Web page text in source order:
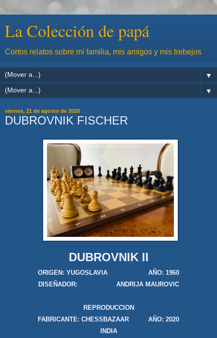
La Colección de papá
Cortos relatos sobre mi familia, mis amigos y mis trebejos
▼
▼
viernes, 21 de agosto de 2020
DUBROVNIK FISCHER
DUBROVNIK II
ORIGEN: YUGOSLAVIA AÑO: 1960
DISEÑADOR: ANDRIJA MAUROVIC
REPRODUCCION
FABRICANTE: CHESSBAZAAR AÑO: 2020
INDIA